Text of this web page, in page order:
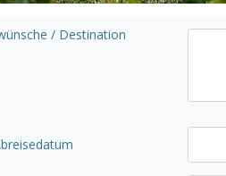
/ Destination